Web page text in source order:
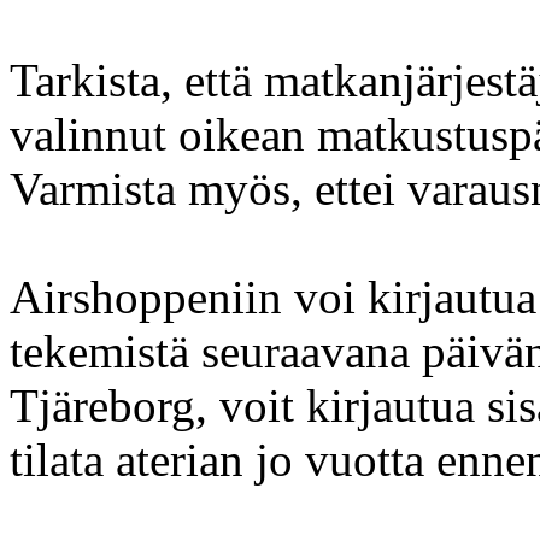
Tarkista, että
valinnut oikean
Varmista myös, ettei
Airshoppeniin voi
tekemistä seuraavana
Tjäreborg, voit kirjautua
tilata aterian jo vuotta